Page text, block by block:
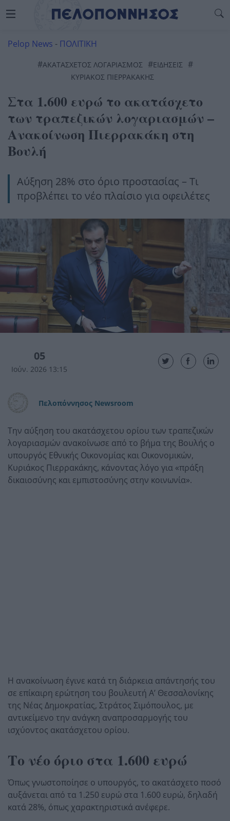
Pelop News - ΠΟΛΙΤΙΚΗ
#ΑΚΑΤΑΣΧΕΤΟΣ ΛΟΓΑΡΙΑΣΜΟΣ #ΕΙΔΗΣΕΙΣ #
ΚΥΡΙΑΚΟΣ ΠΙΕΡΡΑΚΑΚΗΣ
Στα 1.600 ευρώ το ακατάσχετο
των τραπεζικών λογαριασμών –
Ανακοίνωση Πιερρακάκη στη
Βουλή
Αύξηση 28% στο όριο προστασίας – Τι
προβλέπει το νέο πλαίσιο για οφειλέτες
05
Ιούν. 2026 13:15
Πελοπόννησος Newsroom
Την αύξηση του ακατάσχετου ορίου των τραπεζικών
λογαριασμών ανακοίνωσε από το βήμα της Βουλής ο
υπουργός Εθνικής Οικονομίας και Οικονομικών,
Κυριάκος Πιερρακάκης, κάνοντας λόγο για «πράξη
δικαιοσύνης και εμπιστοσύνης στην κοινωνία».
Η ανακοίνωση έγινε κατά τη διάρκεια απάντησής του
σε επίκαιρη ερώτηση του βουλευτή Α’ Θεσσαλονίκης
της Νέας Δημοκρατίας, Στράτος Σιμόπουλος, με
αντικείμενο την ανάγκη αναπροσαρμογής του
ισχύοντος ακατάσχετου ορίου.
Το νέο όριο στα 1.600 ευρώ
Όπως γνωστοποίησε ο υπουργός, το ακατάσχετο ποσό
αυξάνεται από τα 1.250 ευρώ στα 1.600 ευρώ, δηλαδή
κατά 28%, όπως χαρακτηριστικά ανέφερε.